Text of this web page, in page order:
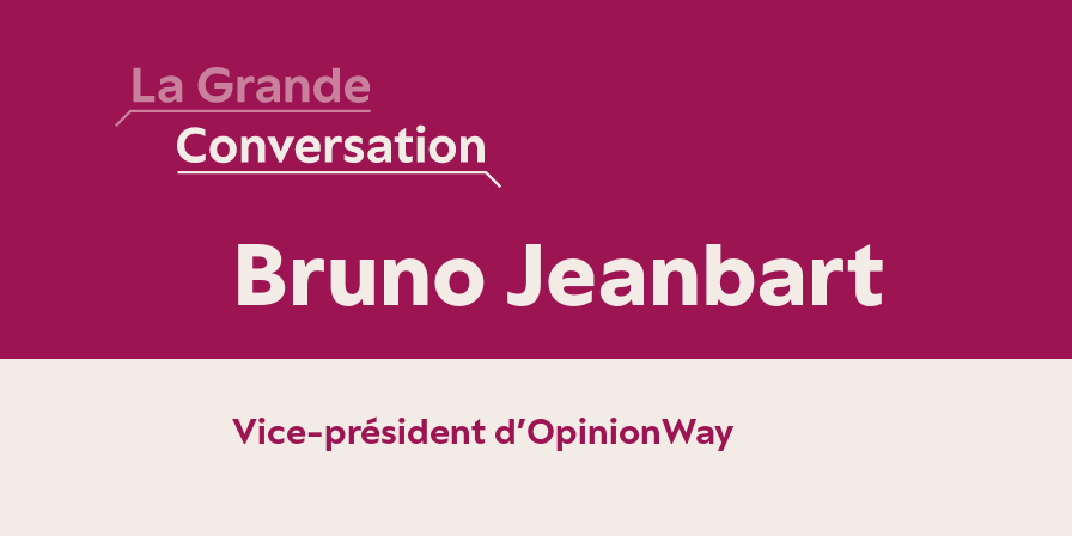
Bruno Jeanbart
Vice-président d’OpinionWay